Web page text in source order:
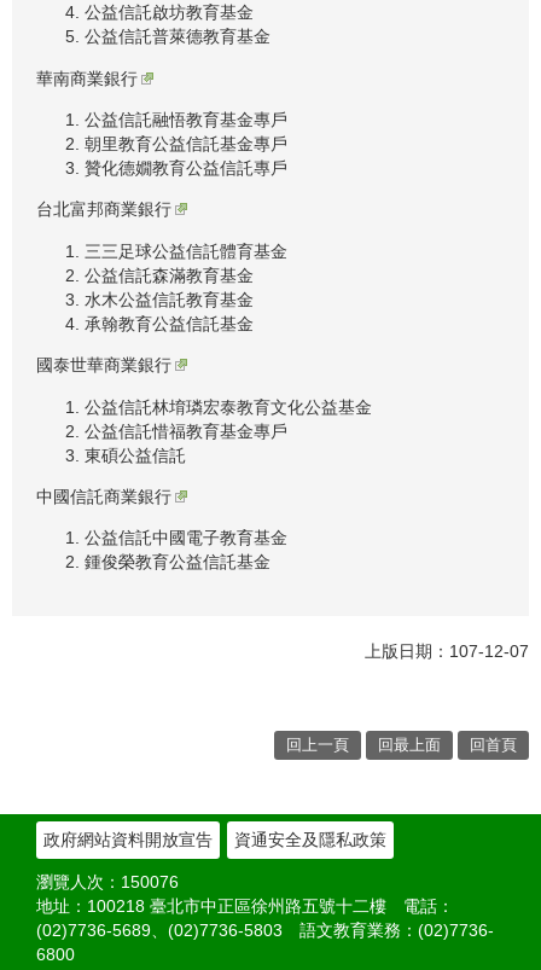
公益信託啟坊教育基金
公益信託普萊德教育基金
華南商業銀行
公益信託融悟教育基金專戶
朝里教育公益信託基金專戶
贊化德嫺教育公益信託專戶
台北富邦商業銀行
三三足球公益信託體育基金
公益信託森滿教育基金
水木公益信託教育基金
承翰教育公益信託基金
國泰世華商業銀行
公益信託林堉璘宏泰教育文化公益基金
公益信託惜福教育基金專戶
東碩公益信託
中國信託商業銀行
公益信託中國電子教育基金
鍾俊榮教育公益信託基金
上版日期：107-12-07
回上一頁 回最上面 回首頁
政府網站資料開放宣告 資通安全及隱私政策
瀏覽人次： 150076
地址：100218 臺北市中正區徐州路五號十二樓 電話：
(02)7736-5689、(02)7736-5803 語文教育業務：(02)7736-
6800